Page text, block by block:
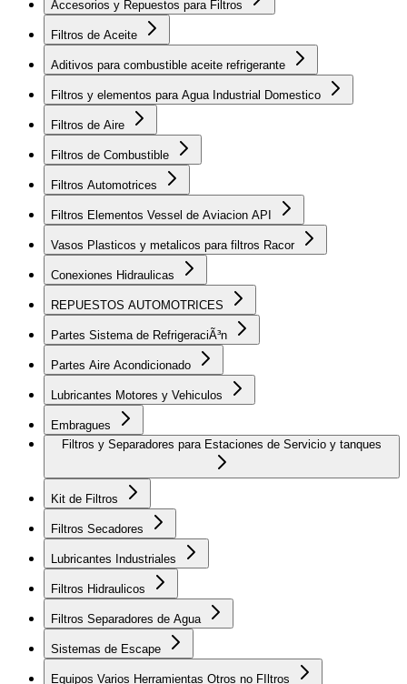
Accesorios y Repuestos para Filtros
Filtros de Aceite
Aditivos para combustible aceite refrigerante
Filtros y elementos para Agua Industrial Domestico
Filtros de Aire
Filtros de Combustible
Filtros Automotrices
Filtros Elementos Vessel de Aviacion API
Vasos Plasticos y metalicos para filtros Racor
Conexiones Hidraulicas
REPUESTOS AUTOMOTRICES
Partes Sistema de RefrigeraciÃ³n
Partes Aire Acondicionado
Lubricantes Motores y Vehiculos
Embragues
Kit de Filtros
Filtros Secadores
Lubricantes Industriales
Filtros Hidraulicos
Filtros Separadores de Agua
Sistemas de Escape
Equipos Varios Herramientas Otros no FIltros